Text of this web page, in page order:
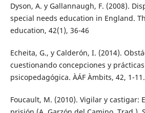
Dyson, A. y Gallannaugh, F. (2008).
special needs education in England.
education, 42(1), 36-46
Echeita, G., y Calderón, I. (2014).
cuestionando concepciones y
psicopedagógica. ÀÁF Àmbits, 42, 1-11.
Foucault, M. (2010). Vigilar y castigar: